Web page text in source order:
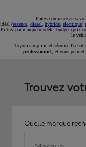
Faites confiance au
idéal (essence diesel hybride électrique)
Filtrez par marque/modèle, budget (prix
le
Toyota simplifie et sécurise l'achat
professionnel , et vous
Trouvez
Quelle marque